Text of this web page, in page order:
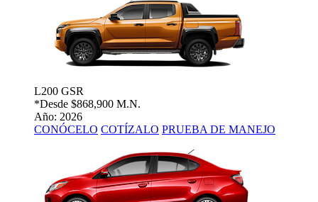
L200 GSR
*Desde $868,900 M.N.
Año: 2026
CONÓCELO COTÍZALO PRUEBA DE MANEJO